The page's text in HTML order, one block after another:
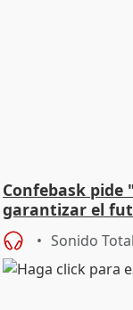
Confebask pide
garantizar el
Sonido